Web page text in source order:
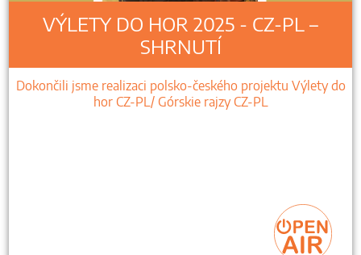
VÝLETY DO HOR 2025 - CZ-PL –
SHRNUTÍ
Dokončili jsme realizaci polsko-českého projektu Výlety do
hor CZ-PL/ Górskie rajzy CZ-PL